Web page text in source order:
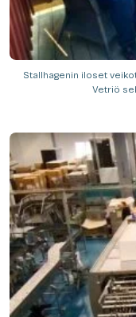
Stallhagenin iloset
Vetriö